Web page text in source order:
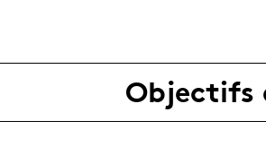
Objectifs